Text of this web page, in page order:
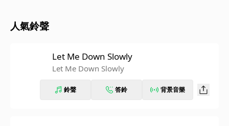
人氣鈴聲
Let Me Down Slowly
Let Me Down Slowly
鈴聲 答鈴 背景音樂